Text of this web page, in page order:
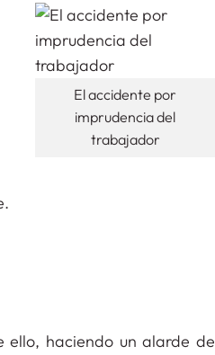
El accidente por
imprudencia del
trabajador
ello, haciendo un alarde de